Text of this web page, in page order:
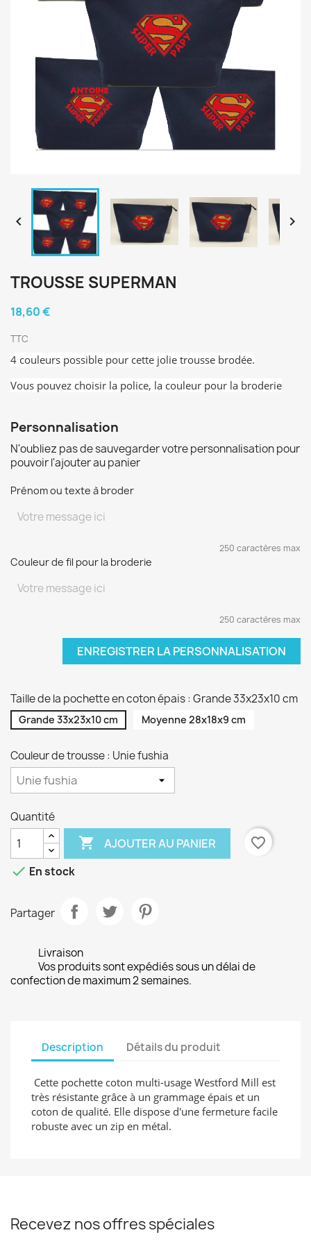
 
TROUSSE SUPERMAN
18,60 €
TTC
4 couleurs possible pour cette jolie trousse brodée.
Vous pouvez choisir la police, la couleur pour la broderie
Personnalisation
N'oubliez pas de sauvegarder votre personnalisation pour
pouvoir l'ajouter au panier
Prénom ou texte à broder
250 caractères max
Couleur de fil pour la broderie
250 caractères max
ENREGISTRER LA PERSONNALISATION
Taille de la pochette en coton épais : Grande 33x23x10 cm
Grande 33x23x10 cm Moyenne 28x18x9 cm
Couleur de trousse : Unie fushia
Quantité
 AJOUTER AU PANIER
favorite_border
 En stock
Partager
Livraison
Vos produits sont expédiés sous un délai de
confection de maximum 2 semaines.
Description Détails du produit
Cette pochette coton multi-usage Westford Mill est
très résistante grâce à un grammage épais et un
coton de qualité. Elle dispose d'une fermeture facile
robuste avec un zip en métal.
Recevez nos offres spéciales